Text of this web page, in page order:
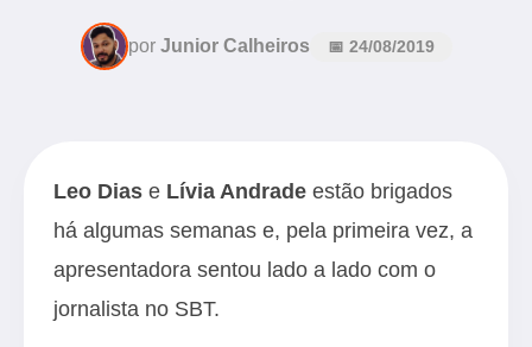
por Junior Calheiros 📅 24/08/2019
Leo Dias e Lívia Andrade estão brigados
há algumas semanas e, pela primeira vez, a
apresentadora sentou lado a lado com o
jornalista no SBT.